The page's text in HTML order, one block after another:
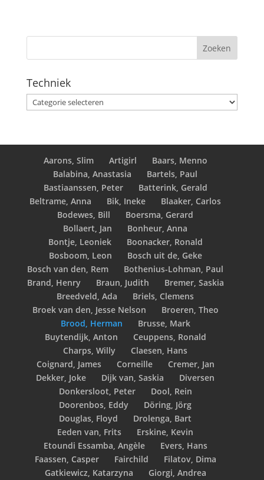
Techniek
Techniek
Aarons, Slim Artigirl
Baars, Menno
Balabina, Anastasia
Bartels, Paul
Bastiaanssen, Peter
Batterink, Gerald
Beltrame, Anna
Bik, Ineke
Blaaker, Carlos
Bodewes, Bill
Boersma, Gerard
Bollaert, Jan
Bonheur, Anna
Bontje, Leoniek
Boonacker, Ronald
Bosboom, Leon
Bosch uit de, Geke
Bosch van den, Rem
Bothenius-Lohman, Paul
Brand, Henry
Braun, Judith
Bremer, Saskia
Breedveld, Ada
Briels, Clemens
Broek van den, Jesse Nelson
Broeren, Theo
Brood, Herman
Brusse, Mark
Buytendijk, Anton
Ceuppens, Ronald
Charps, Willy
Claesen, Hans
Coignard, James
Corneille
Cremer, Jan
Dekker, Joke
Dijk van, Saskia
Diversen
Donkersloot, Peter
Dool, Rein
Doorenbos, Eddy
Döring, Jörg
Douglas, Floyd
Drolenga, Bart
Eeden van, Frits
Erskine, Kevin
Etoundi Essamba, Angèle
Evers, Hans
Faassen, Casper
Fairchild
Filatov, Dima
Gatkiewicz, Katarzyna
Giorgi, Andrea